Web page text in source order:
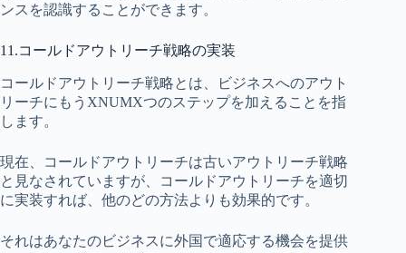
ンスを認識することができます。
11.コールドアウトリーチ戦略の実装
コールドアウトリーチ戦略とは、ビジネスへのアウト
リーチにもうXNUMXつのステップを加えることを指
します。
現在、コールドアウトリーチは古いアウトリーチ戦略
と見なされていますが、コールドアウトリーチを適切
に実装すれば、他のどの方法よりも効果的です。
それはあなたのビジネスに外国で適応する機会を提供